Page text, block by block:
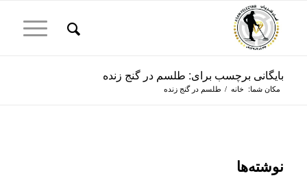
بایگانی برچسب برای: طلسم در گنج زنده
مکان شما: خانه / طلسم در گنج زنده
نوشته‌ها